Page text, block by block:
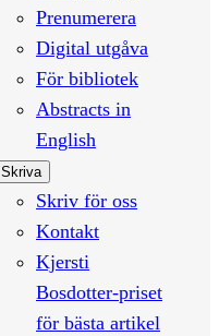
Prenumerera
Digital utgåva
För bibliotek
Abstracts in
English
Skriva
Skriv för oss
Kontakt
Kjersti
Bosdotter-priset
för bästa artikel